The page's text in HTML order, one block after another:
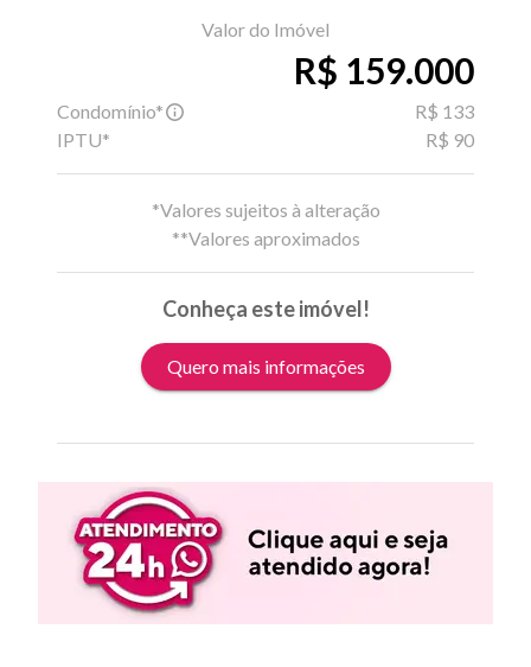
Valor do Imóvel
R$ 159.000
Condomínio*
R$ 133
IPTU*
R$ 90
*Valores sujeitos à alteração
**Valores aproximados
Conheça este imóvel!
Quero mais informações